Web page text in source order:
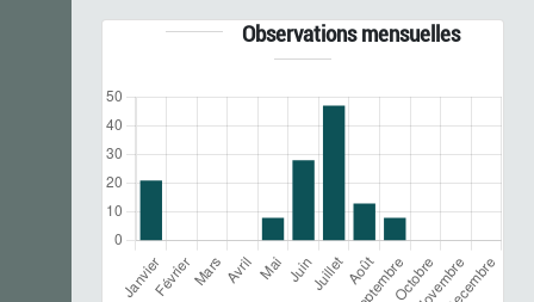
Observations mensuelles